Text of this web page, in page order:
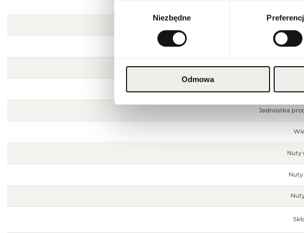
Niezbędne
Odmowa
Wysokość opakowania
Głębokość
Waga
Jednostka
Nuty
Nuty